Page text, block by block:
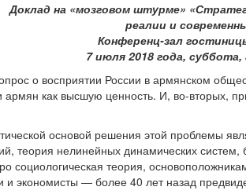
Доклад на «мозговом штурме»
реалии и
Конференц-зал
7 июля 2018 года,
о восприятии России в армянском
армян как высшую ценность. И, во-вторых,
основой решения этой проблемы
теория нелинейных динамических систем,
социологическая теория,
экономисты — более 40 лет назад